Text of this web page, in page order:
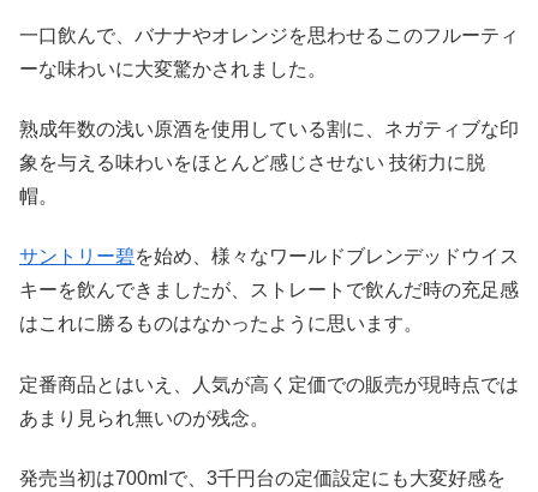
一口飲んで、バナナやオレンジを思わせるこのフルーティ
ーな味わいに大変驚かされました。
熟成年数の浅い原酒を使用している割に、ネガティブな印
象を与える味わいをほとんど感じさせない 技術力に脱
帽。
サントリー碧を始め、様々なワールドブレンデッドウイス
キーを飲んできましたが、ストレートで飲んだ時の充足感
はこれに勝るものはなかったように思います。
定番商品とはいえ、人気が高く定価での販売が現時点では
あまり見られ無いのが残念。
発売当初は700mlで、3千円台の定価設定にも大変好感を